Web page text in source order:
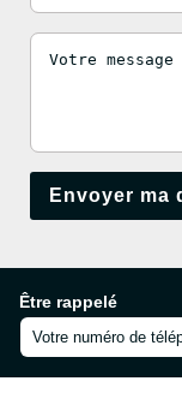
Être rappelé